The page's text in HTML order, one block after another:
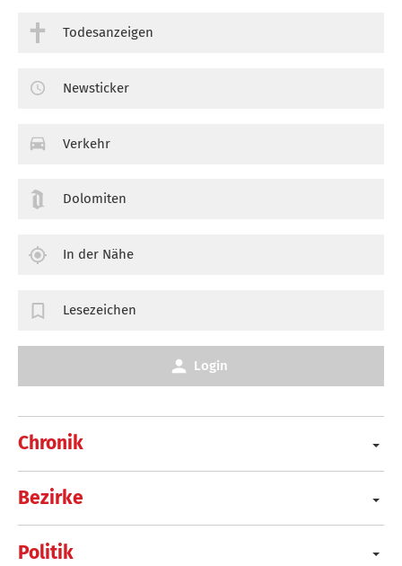
Chronik
Bezirke
Politik
Todesanzeigen
Newsticker
Verkehr
Dolomiten
In der Nähe
Lesezeichen
Login